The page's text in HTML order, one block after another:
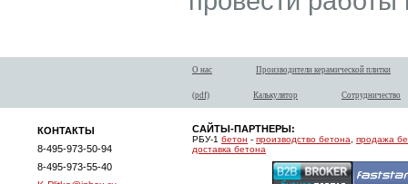
О нас Производители керамической плитки
(pdf) Калькулятор Сотрудничество
КОНТАКТЫ
8-495-973-50-94
8-495-973-55-40
САЙТЫ-ПАРТНЕРЫ:
РБУ-1 бетон - производство бетона
продажа
доставка бетона